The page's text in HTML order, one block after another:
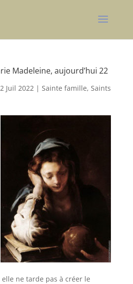
Madeleine, aujourd’hui 22
Juil 2022| Sainte famille, Saints
ne tarde pas à créer le